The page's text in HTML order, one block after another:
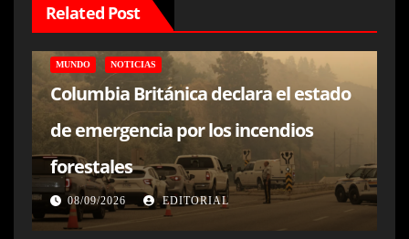
Related Post
MUNDO NOTICIAS
Columbia Británica declara el estado
de emergencia por los incendios
forestales
08/09/2026 EDITORIAL